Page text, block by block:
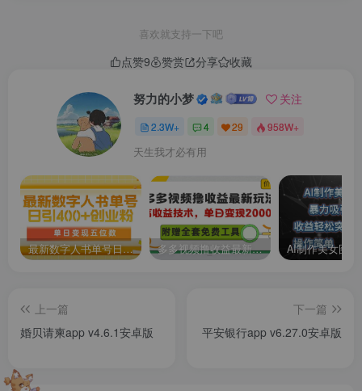
越多，而这款软件就是抱着为大众服务打造出来的，软件操
作非常的简单，就算你之前没使用其他外卖软件都能轻松掌
喜欢就支持一下吧
点赞9 赞赏 分享 收藏
努力的小梦 关注
2.3W+ 4 29 958W+
天生我才必有用
最新数字人书单号日400+创业粉，单日变现五位数，市面卖5980附软件和详… 多多视频撸收益最新玩法，高收益技术，单日变现2000+，附赠全套技术资料
上一篇
婚贝请柬app v4.6.1安卓版
下一篇
平安银行app v6.27.0安卓版